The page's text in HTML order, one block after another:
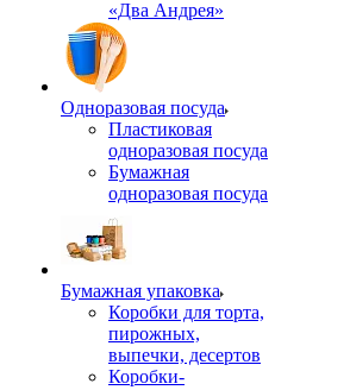
«Два Андрея»
Одноразовая посуда
Пластиковая
одноразовая посуда
Бумажная
одноразовая посуда
Бумажная упаковка
Коробки для торта,
пирожных,
выпечки, десертов
Коробки-